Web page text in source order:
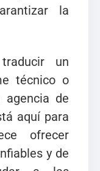
la
un
técnico o
agencia de
aquí para
ofrecer
y de